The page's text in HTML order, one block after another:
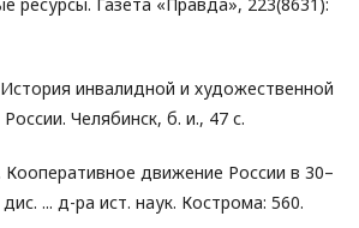
инвалидной и художественной
Челябинск, б. и., 47 с.
движение России в 30–
... д-ра ист. наук. Кострома: 560.